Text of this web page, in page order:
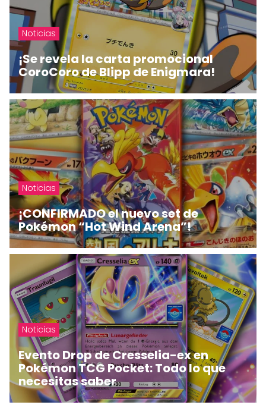
Noticias
¡Se revela la carta promocional
CoroCoro de Blipp de Enigmara!
Noticias
¡CONFIRMADO el nuevo set de
Pokémon “Hot Wind Arena”!
Noticias
Evento Drop de Cresselia-ex en
Pokémon TCG Pocket: Todo lo que
necesitas saber